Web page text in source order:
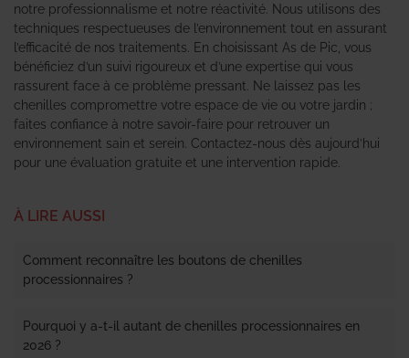
notre professionnalisme et notre réactivité. Nous utilisons des
techniques respectueuses de l’environnement tout en assurant
l’efficacité de nos traitements. En choisissant As de Pic, vous
bénéficiez d’un suivi rigoureux et d’une expertise qui vous
rassurent face à ce problème pressant. Ne laissez pas les
chenilles compromettre votre espace de vie ou votre jardin ;
faites confiance à notre savoir-faire pour retrouver un
environnement sain et serein. Contactez-nous dès aujourd’hui
pour une évaluation gratuite et une intervention rapide.
À LIRE AUSSI
Comment reconnaître les boutons de chenilles
processionnaires ?
Pourquoi y a-t-il autant de chenilles processionnaires en
2026 ?